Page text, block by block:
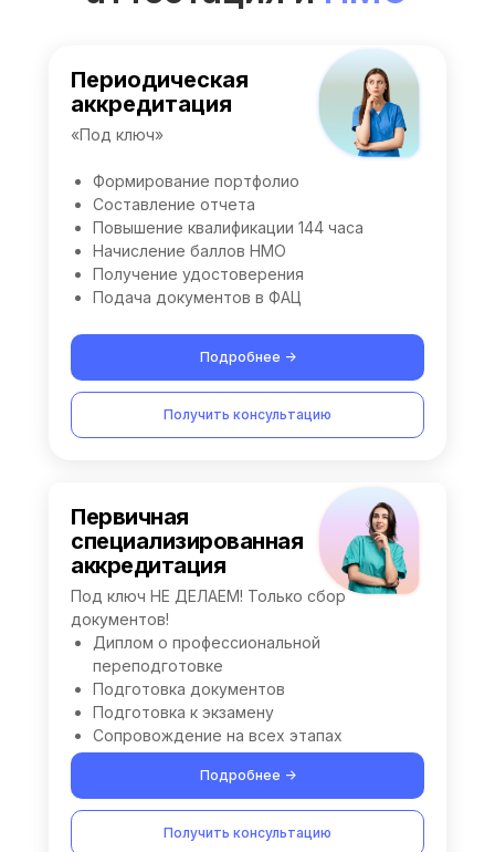
Первичная
специализированная
аккредитация
Под ключ НЕ ДЕЛАЕМ! Только сбор
документов!
Диплом о профессиональной
переподготовке
Подготовка документов
Подготовка к экзамену
Сопровождение на всех этапах
Подробнее ->
Получить консультацию
Периодическая
аккредитация
«Под ключ»
Формирование портфолио
Составление отчета
Повышение квалификации 144 часа
Начисление баллов НМО
Получение удостоверения
Подача документов в ФАЦ
Подробнее ->
Получить консультацию